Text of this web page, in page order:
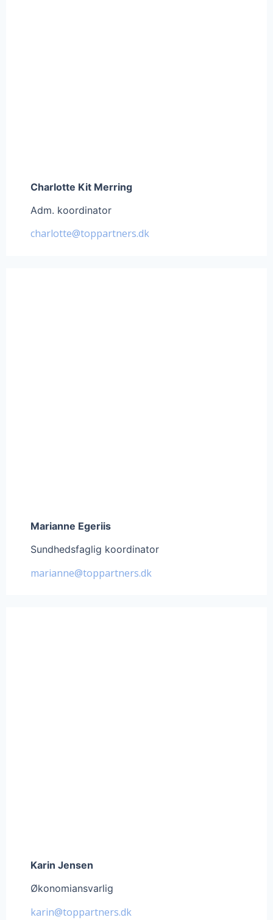
Charlotte Kit Merring
Adm. koordinator
charlotte@toppartners.dk
Marianne Egeriis
Sundhedsfaglig koordinator
marianne@toppartners.dk
Karin Jensen
Økonomiansvarlig
karin@toppartners.dk